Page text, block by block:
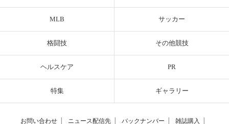
MLB サッカー
格闘技 その他競技
ヘルスケア PR
特集 ギャラリー
お問い合わせ ニュース配信先 バックナンバー 雑誌購入